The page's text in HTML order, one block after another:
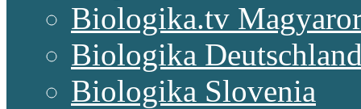
Biologika.tv
Biologika
Biologika Slovenia